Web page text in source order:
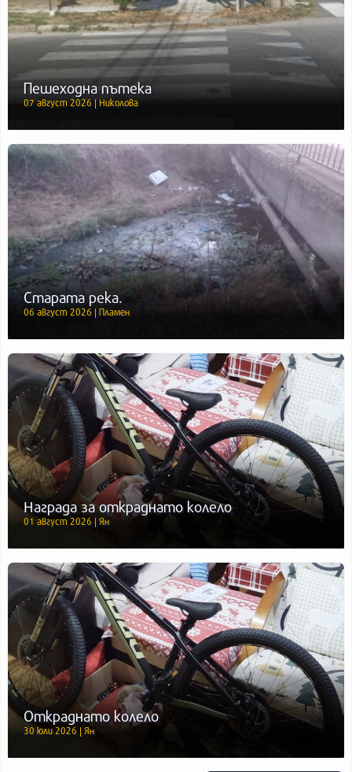
Пешеходна пътека
07 август 2026 | Николова
Старата река.
06 август 2026 | Пламен
Награда за откраднато колело
01 август 2026 | Ян
Откраднато колело
30 юли 2026 | Ян